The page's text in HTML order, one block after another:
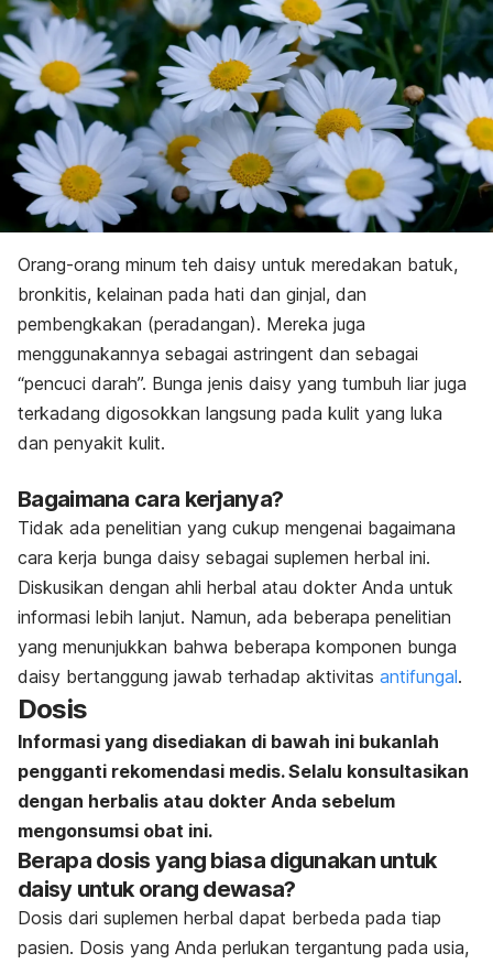
Orang-orang minum teh daisy untuk meredakan batuk,
bronkitis, kelainan pada hati dan ginjal, dan
pembengkakan (peradangan). Mereka juga
menggunakannya sebagai astringent dan sebagai
“pencuci darah”. Bunga jenis daisy yang tumbuh liar juga
terkadang digosokkan langsung pada kulit yang luka
dan penyakit kulit.
Bagaimana cara kerjanya?
Tidak ada penelitian yang cukup mengenai bagaimana
cara kerja bunga daisy sebagai suplemen herbal ini.
Diskusikan dengan ahli herbal atau dokter Anda untuk
informasi lebih lanjut. Namun, ada beberapa penelitian
yang menunjukkan bahwa beberapa komponen bunga
daisy bertanggung jawab terhadap aktivitas antifungal.
Dosis
Informasi yang disediakan di bawah ini bukanlah
pengganti rekomendasi medis. Selalu konsultasikan
dengan herbalis atau dokter Anda sebelum
mengonsumsi obat ini.
Berapa dosis yang biasa digunakan untuk
daisy untuk orang dewasa?
Dosis dari suplemen herbal dapat berbeda pada tiap
pasien. Dosis yang Anda perlukan tergantung pada usia,